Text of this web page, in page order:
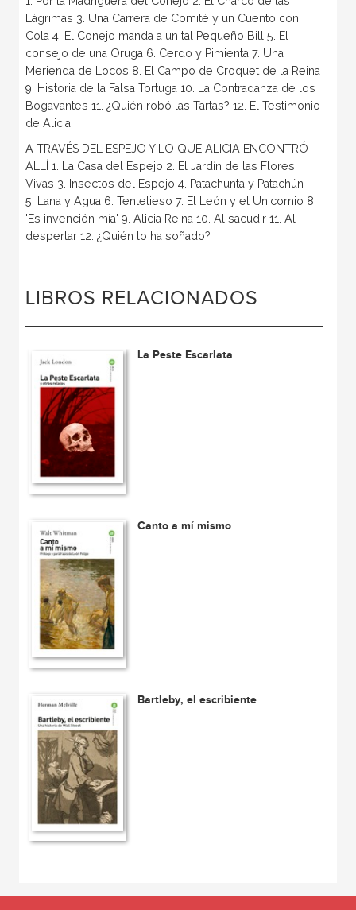
Lágrimas 3. Una Carrera de Comité y un Cuento con
Cola 4. El Conejo manda a un tal Pequeño Bill 5. El
consejo de una Oruga 6. Cerdo y Pimienta 7. Una
Merienda de Locos 8. El Campo de Croquet de la Reina
9. Historia de la Falsa Tortuga 10. La Contradanza de los
Bogavantes 11. ¿Quién robó las Tartas? 12. El Testimonio
de Alicia
A TRAVÉS DEL ESPEJO Y LO QUE ALICIA ENCONTRÓ
ALLÍ 1. La Casa del Espejo 2. El Jardín de las Flores
Vivas 3. Insectos del Espejo 4. Patachunta y Patachún -
5. Lana y Agua 6. Tentetieso 7. El León y el Unicornio 8.
'Es invención mía' 9. Alicia Reina 10. Al sacudir 11. Al
despertar 12. ¿Quién lo ha soñado?
LIBROS RELACIONADOS
La Peste Escarlata
Canto a mí mismo
Bartleby, el escribiente